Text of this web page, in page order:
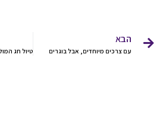
הבא
עם צרכים מיוחדים, אבל בוגרים